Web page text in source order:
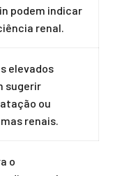
podem indicar
renal.
elevados
sugerir
ou
renais.
o